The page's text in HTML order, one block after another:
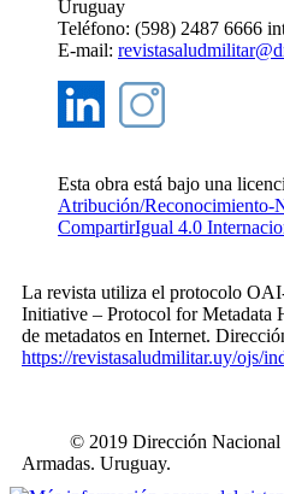
Uruguay
Teléfono: (598) 2487 6666
E-mail:
Esta obra está bajo una
Atribución/Reconocimiento-
CompartirIgual 4.0
La revista utiliza el protocolo
Initiative – Protocol for Metadata
de metadatos en Internet.
https://revistasaludmilitar.uy/ojs/
© 2019 Dirección Nacional
Armadas. Uruguay.